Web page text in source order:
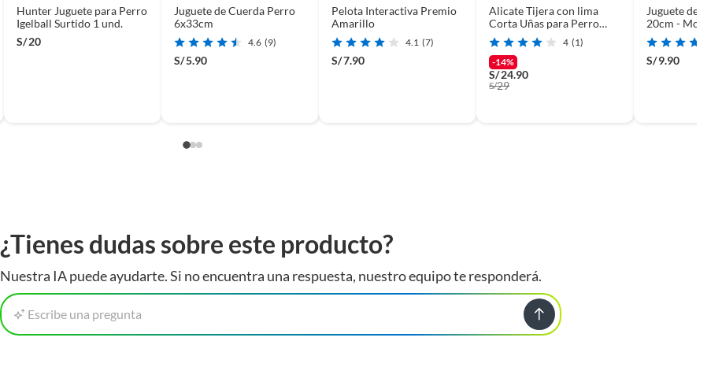
Hunter Juguete para Perro
Igelball Surtido 1 und.
S/20
Juguete de Cuerda Perro
6x33cm
4.6 (9)
S/5.90
Pelota Interactiva Premio
Amarillo
4.1 (7)
S/7.90
Alicate Tijera con lima
Corta Uñas para Perro
Mascota
4 (1)
-14%
S/24.90
S/29
Juguete de
20cm -
S/9.90
¿Tienes dudas sobre este producto?
Nuestra IA puede ayudarte. Si no encuentra una respuesta, nuestro equipo te responderá.
Escribe una pregunta